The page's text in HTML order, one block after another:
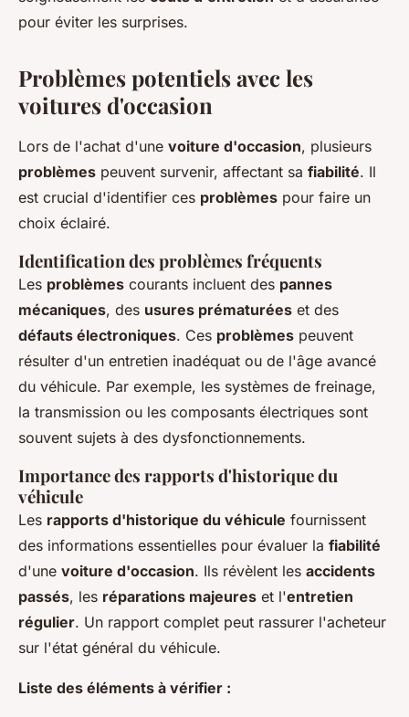
pour éviter les surprises.
Problèmes potentiels avec les
voitures d'occasion
Lors de l'achat d'une voiture d'occasion, plusieurs
problèmes peuvent survenir, affectant sa fiabilité. Il
est crucial d'identifier ces problèmes pour faire un
choix éclairé.
Identification des problèmes fréquents
Les problèmes courants incluent des pannes
mécaniques, des usures prématurées et des
défauts électroniques. Ces problèmes peuvent
résulter d'un entretien inadéquat ou de l'âge avancé
du véhicule. Par exemple, les systèmes de freinage,
la transmission ou les composants électriques sont
souvent sujets à des dysfonctionnements.
Importance des rapports d'historique du
véhicule
Les rapports d'historique du véhicule fournissent
des informations essentielles pour évaluer la fiabilité
d'une voiture d'occasion. Ils révèlent les accidents
passés, les réparations majeures et l'entretien
régulier. Un rapport complet peut rassurer l'acheteur
sur l'état général du véhicule.
Liste des éléments à vérifier :